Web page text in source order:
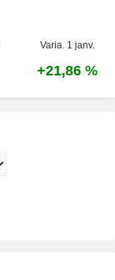
Varia. 1 janv.
+21,86 %